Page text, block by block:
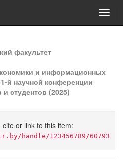
факультет
и информационных
й научной конференции
студентов (2025)
or link to this item:
handle/123456789/60793